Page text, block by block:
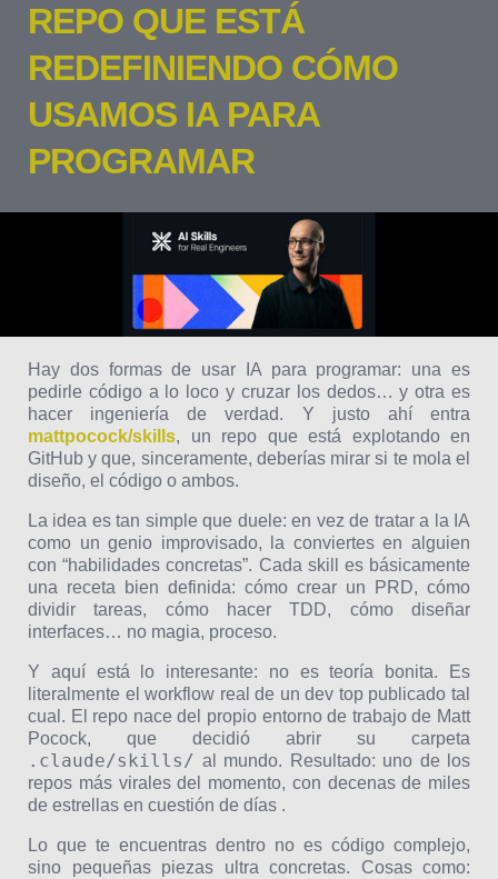
REPO QUE ESTÁ
REDEFINIENDO CÓMO
USAMOS IA PARA
PROGRAMAR
Hay dos formas de usar IA para programar: una es
pedirle código a lo loco y cruzar los dedos… y otra es
hacer ingeniería de verdad. Y justo ahí entra
mattpocock/skills, un repo que está explotando en
GitHub y que, sinceramente, deberías mirar si te mola el
diseño, el código o ambos.
La idea es tan simple que duele: en vez de tratar a la IA
como un genio improvisado, la conviertes en alguien
con “habilidades concretas”. Cada skill es básicamente
una receta bien definida: cómo crear un PRD, cómo
dividir tareas, cómo hacer TDD, cómo diseñar
interfaces… no magia, proceso.
Y aquí está lo interesante: no es teoría bonita. Es
literalmente el workflow real de un dev top publicado tal
cual. El repo nace del propio entorno de trabajo de Matt
Pocock, que decidió abrir su carpeta
.claude/skills/ al mundo. Resultado: uno de los
repos más virales del momento, con decenas de miles
de estrellas en cuestión de días .
Lo que te encuentras dentro no es código complejo,
sino pequeñas piezas ultra concretas. Cosas como: